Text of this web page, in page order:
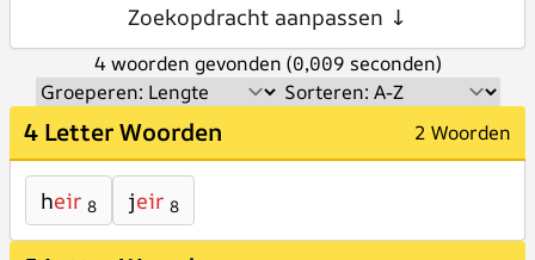
Zoekopdracht aanpassen ↓
4 woorden gevonden (0,009 seconden)
4 Letter Woorden 2 Woorden
heir 8 jeir 8